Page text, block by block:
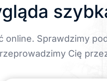
online. Sprawdzimy
Cię